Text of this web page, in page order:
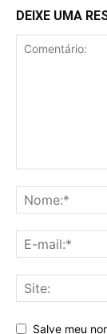
DEIXE UMA
Salve meu